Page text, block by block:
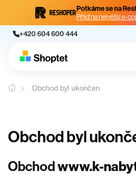
Potkáme se na
Přijď na největší e-
+420 604 600 444
Obchod byl ukončen
Obchod byl
Obchodwww.k-